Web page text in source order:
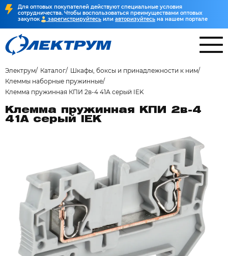
Для оптовых покупателей действуют специальные условия
сотрудничества. Чтобы воспользоваться преимуществами оптовых
закупок
зарегистрируйтесь или авторизуйтесь на нашем портале
Электрум Каталог
Шкафы, боксы и принадлежности к ним
Клеммы наборные пружинные
Клемма пружинная КПИ 2в-4 41А серый IEK
Клемма пружинная КПИ 2в-4
41А серый IEK